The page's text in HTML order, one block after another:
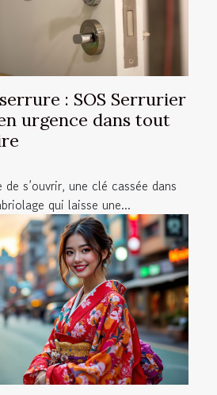
: SOS Serrurier
urgence dans tout
s’ouvrir, une clé cassée dans
qui laisse une...